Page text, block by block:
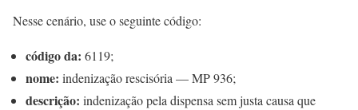
Nesse cenário, use o seguinte código:
código da: 6119;
nome: indenização rescisória — MP 936;
descrição: indenização pela dispensa sem justa causa que